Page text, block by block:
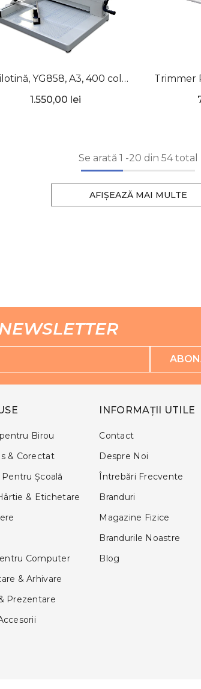
YG858, A3, 400 coli,
UNITEC
1.550,00 lei
Trimmer
A3+,
Se arată 1 -20 din 54 total
AFIȘEAZĂ MAI MULTE
Birou
& Corectat
Şcoală
& Etichetare
Computer
& Arhivare
Prezentare
INFORMAȚII UTILE
Contact
Despre Noi
Întrebări Frecvente
Branduri
Magazine Fizice
Brandurile Noastre
Blog